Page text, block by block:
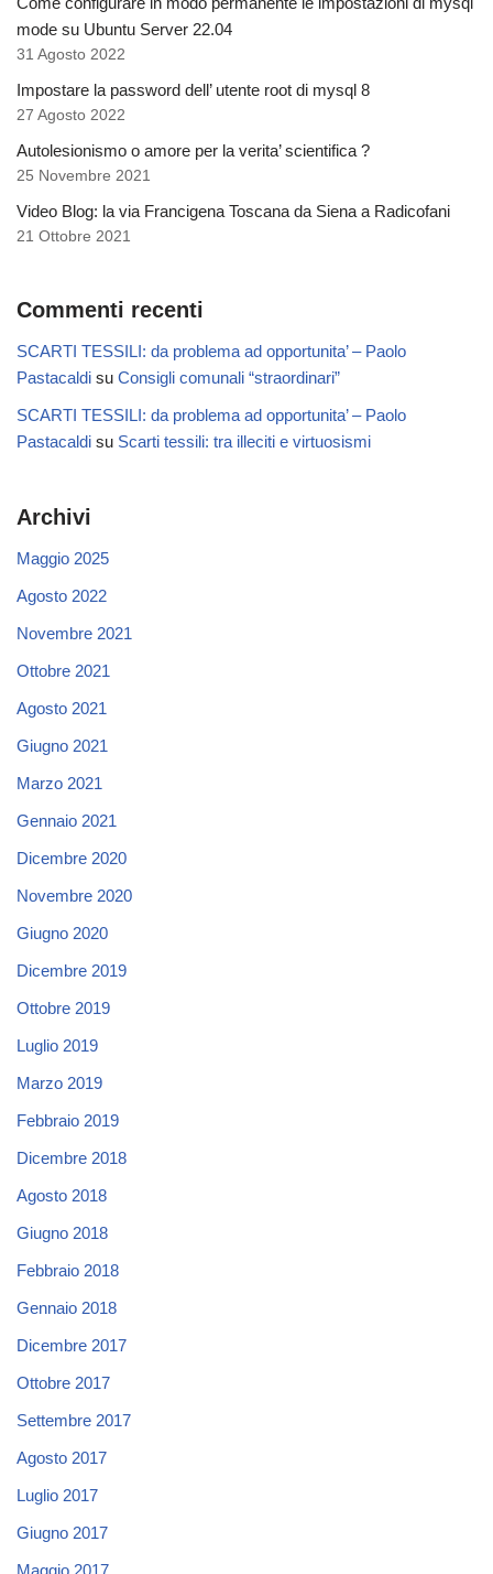
mode su Ubuntu Server 22.04
31 Agosto 2022
Impostare la password dell’ utente root di mysql 8
27 Agosto 2022
Autolesionismo o amore per la verita’ scientifica ?
25 Novembre 2021
Video Blog: la via Francigena Toscana da Siena a Radicofani
21 Ottobre 2021
Commenti recenti
SCARTI TESSILI: da problema ad opportunita’ – Paolo
Pastacaldi su Consigli comunali “straordinari”
SCARTI TESSILI: da problema ad opportunita’ – Paolo
Pastacaldi su Scarti tessili: tra illeciti e virtuosismi
Archivi
Maggio 2025
Agosto 2022
Novembre 2021
Ottobre 2021
Agosto 2021
Giugno 2021
Marzo 2021
Gennaio 2021
Dicembre 2020
Novembre 2020
Giugno 2020
Dicembre 2019
Ottobre 2019
Luglio 2019
Marzo 2019
Febbraio 2019
Dicembre 2018
Agosto 2018
Giugno 2018
Febbraio 2018
Gennaio 2018
Dicembre 2017
Ottobre 2017
Settembre 2017
Agosto 2017
Luglio 2017
Giugno 2017
Maggio 2017